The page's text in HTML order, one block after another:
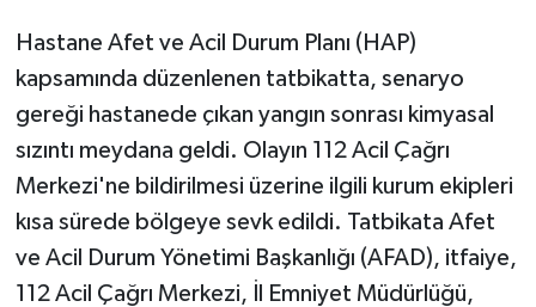
Hastane Afet ve Acil Durum Planı (HAP)
kapsamında düzenlenen tatbikatta, senaryo
gereği hastanede çıkan yangın sonrası kimyasal
sızıntı meydana geldi. Olayın 112 Acil Çağrı
Merkezi'ne bildirilmesi üzerine ilgili kurum ekipleri
kısa sürede bölgeye sevk edildi. Tatbikata Afet
ve Acil Durum Yönetimi Başkanlığı (AFAD), itfaiye,
112 Acil Çağrı Merkezi, İl Emniyet Müdürlüğü,